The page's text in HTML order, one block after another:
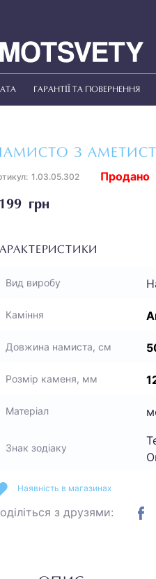
ГАРАНТІЇ ТА ПОВЕРНЕННЯ
З
1.03.05.302
грн
Продано
Вид виробу
Каміння
Довжина намиста, см
Розмір каменя, мм
Матеріал
Знак зодіаку
Наявність в магазинах
з друзями: